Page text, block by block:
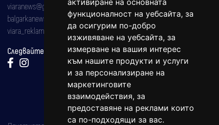
активиране на основната
функционалност на уебсайта, за
да осигурим по-добро
изживяване на уебсайта, за
измерване на вашия интерес
към нашите продукти и услуги
и за персонализиране на
маркетинговите
взаимодействия, за
предоставяне на реклами които
са по-подходящи за вас.
viaranews@gmail.com
balgarkanews@gmail.com
viara_reklama@mail.bg
Следвайте ни: